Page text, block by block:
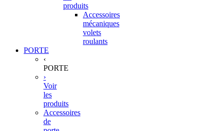
produits
Accessoires
mécaniques
volets
roulants
PORTE
‹
PORTE
›
Voir
les
produits
Accessoires
de